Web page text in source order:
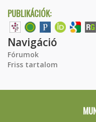
PUBLIKÁCIÓK:
Navigáció
Fórumok
Friss tartalom